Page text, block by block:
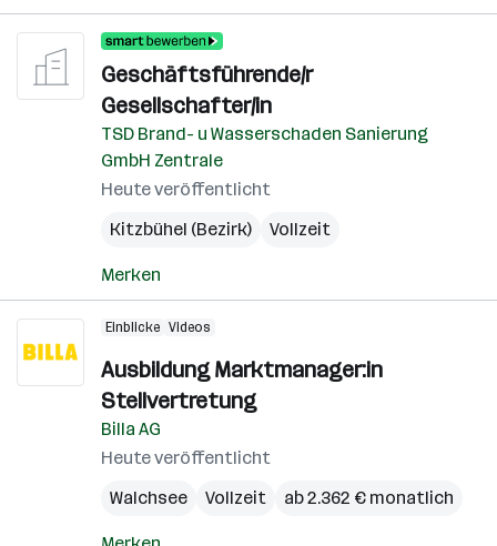
Geschäftsführende/r
Gesellschafter/in
TSD Brand- u Wasserschaden Sanierung
GmbH Zentrale
Heute veröffentlicht
Kitzbühel (Bezirk)
Vollzeit
Merken
Einblicke Videos
Ausbildung Marktmanager:in
Stellvertretung
Billa AG
Heute veröffentlicht
Walchsee
Vollzeit ab 2.362 € monatlich